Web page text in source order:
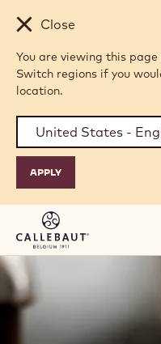
Skip to main content
Close
You are viewing this page
Switch regions if you
location.